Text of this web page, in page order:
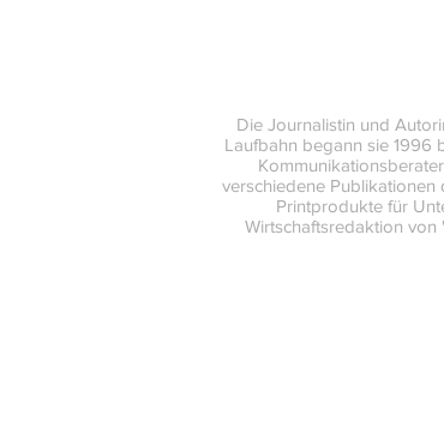
Die Journalistin und
Laufbahn begann sie 1996
verschiedene Publikationen
Printprodukte für
Wirtschaftsredaktion von